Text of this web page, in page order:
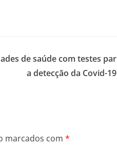
de saúde com testes par
a detecção da Covid-19
marcados com *